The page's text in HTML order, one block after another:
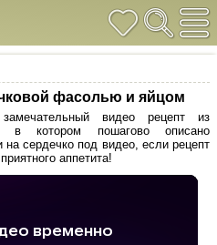
фасолью и яйцом
видео рецепт из
в котором пошагово описано
сердечко под видео, если рецепт
аппетита!